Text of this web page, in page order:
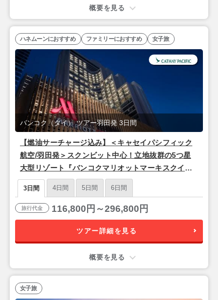
概要を見る
【燃油サーチャージ込み】＜キャセイパシフィック
航空/羽田発＞スクンビット中心！立地抜群の5つ星
大型リゾート『バンコクマリオットマーキスクイー
ンズパーク』バンコク2泊3日
バンコク（タイ） ツアー羽田発 3日間
ハネムーンにおすすめ ファミリーにおすすめ 女子旅
3日間 4日間 5日間 6日間
旅行代金 116,800円～296,800円
ツアー詳細を見る
概要を見る
女子旅